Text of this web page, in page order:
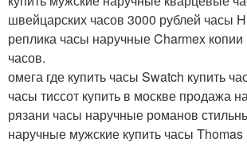
швейцарских часов 3000 рублей часы
реплика часы наручные Charmex
часов.
омега где купить часы Swatch купить
часы тиссот купить в москве продажа
рязани часы наручные романов
наручные мужские купить часы